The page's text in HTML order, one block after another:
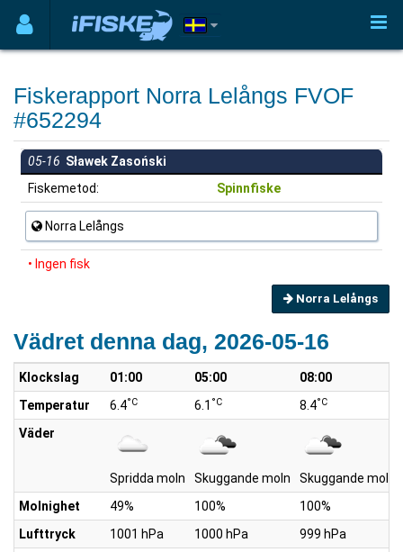
Fiskerapport Norra Lelångs FVOF
#652294
05-16 Sławek Zasoński
Fiskemetod:
Spinnfiske
Norra Lelångs
• Ingen fisk
Norra Lelångs
Vädret denna dag, 2026-05-16
Klockslag 01:00 05:00
08:00
Temperatur
6.4°C 6.1 °C 8.4°C
Väder
Spridda moln Skuggande moln
Skuggande moln
Molnighet
49% 100%
100%
Lufttryck
1001 hPa 1000 hPa
999 hPa